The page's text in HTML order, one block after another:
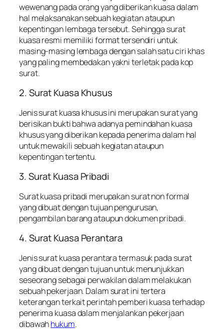
wewenang pada orang yang diberikan kuasa dalam
hal melaksanakan sebuah kegiatan ataupun
kepentingan lembaga tersebut. Sehingga surat
kuasa resmi memiliki format tersendiri untuk
masing-masing lembaga dengan salah satu ciri khas
yang paling membedakan yakni terletak pada kop
surat.
2. Surat Kuasa Khusus
Jenis surat kuasa khusus ini merupakan surat yang
berisikan bukti bahwa adanya pemindahan kuasa
khusus yang diberikan kepada penerima dalam hal
untuk mewakili sebuah kegiatan ataupun
kepentingan tertentu.
3. Surat Kuasa Pribadi
Surat kuasa pribadi merupakan surat non formal
yang dibuat dengan tujuan pengurusan,
pengambilan barang ataupun dokumen pribadi.
4. Surat Kuasa Perantara
Jenis surat kuasa perantara termasuk pada surat
yang dibuat dengan tujuan untuk menunjukkan
seseorang sebagai perwakilan dalam melakukan
sebuah pekerjaan. Dalam surat ini tertera
keterangan terkait perintah pemberi kuasa terhadap
penerima kuasa dalam menjalankan pekerjaan
dibawahhukum.